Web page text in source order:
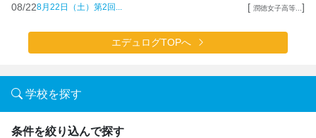
08/228月22日（土）第2回... [ 潤徳女子高等... ]
エデュログTOPへ
学校を探す
条件を絞り込んで探す